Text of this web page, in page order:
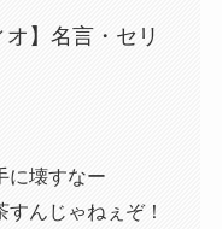
オ】名言・セリ
に壊すなー
んじゃねぇぞ！